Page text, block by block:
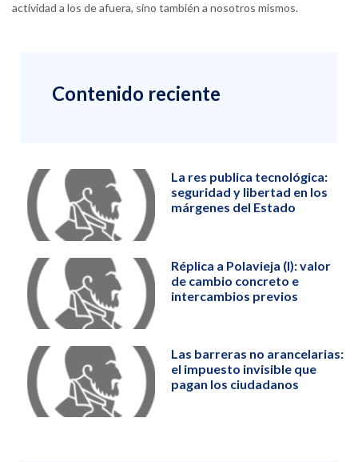
actividad a los de afuera, sino también a nosotros mismos.
Contenido reciente
La res publica tecnológica:
seguridad y libertad en los
márgenes del Estado
Réplica a Polavieja (I): valor
de cambio concreto e
intercambios previos
Las barreras no arancelarias:
el impuesto invisible que
pagan los ciudadanos